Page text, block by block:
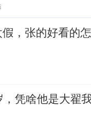
，张的好看的
凭啥他是大翟